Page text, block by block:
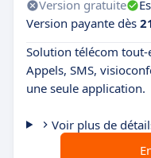
Version gratuite
Version payante dès
Solution télécom
Appels, SMS,
une seule application.
Voir plus de